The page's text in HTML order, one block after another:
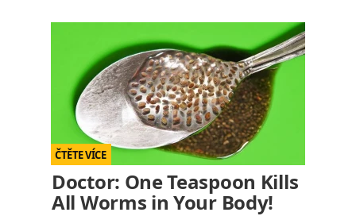
Doctor: One Teaspoon Kills
All Worms in Your Body!